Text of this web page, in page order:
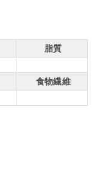
脂質
食物繊維